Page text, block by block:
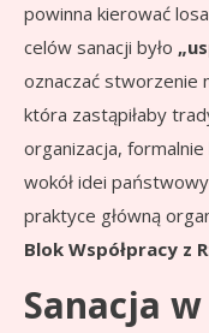
powinna kierować
celów sanacji było
oznaczać stworzenie
która zastąpiłaby
organizacja,
wokół idei
praktyce główną
Blok Współpracy z
Sanacja